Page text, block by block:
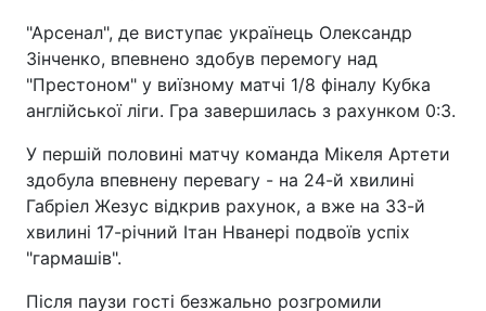
"Арсенал", де виступає українець Олександр
Зінченко, впевнено здобув перемогу над
"Престоном" у виїзному матчі 1/8 фіналу Кубка
англійської ліги. Гра завершилась з рахунком 0:3.
У першій половині матчу команда Мікеля Артети
здобула впевнену перевагу - на 24-й хвилині
Габріел Жезус відкрив рахунок, а вже на 33-й
хвилині 17-річний Ітан Нванері подвоїв успіх
"гармашів".
Після паузи гості безжально розгромили